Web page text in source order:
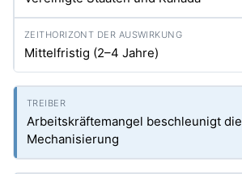
Mittelfristig (2–4 Jahre)
Arbeitskräftemangel beschleunigt die
Mechanisierung